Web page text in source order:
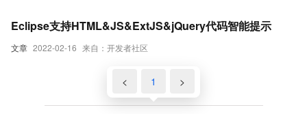
文章 2022-02-16 来自：开发者社区
Eclipse支持HTML&JS&ExtJS&jQuery代码智能提示
< 1 >